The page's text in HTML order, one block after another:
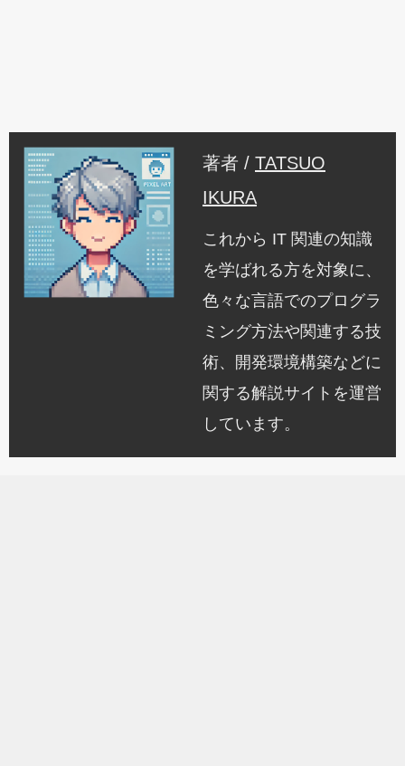
著者 / TATSUO
IKURA
これから IT 関連の知識
を学ばれる方を対象に、
色々な言語でのプログラ
ミング方法や関連する技
術、開発環境構築などに
関する解説サイトを運営
しています。